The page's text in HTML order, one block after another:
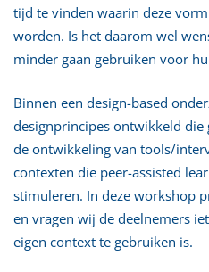
tijd te vinden waarin deze
worden. Is het daarom wel
minder gaan gebruiken voor
Binnen een design-based
designprincipes ontwikkeld
de ontwikkeling van tools/
contexten die peer-assisted
stimuleren. In deze workshop
en vragen wij de deelnemers
eigen context te gebruiken is.